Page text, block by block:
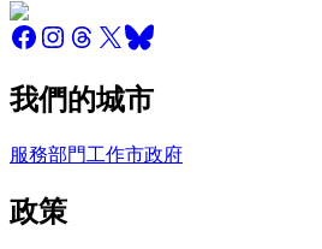
我們的城市
服務部門工作市政府
政策